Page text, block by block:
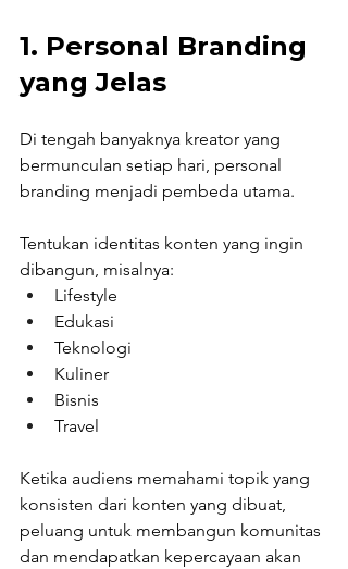
1. Personal Branding
yang Jelas
Di tengah banyaknya kreator yang
bermunculan setiap hari, personal
branding menjadi pembeda utama.
Tentukan identitas konten yang ingin
dibangun, misalnya:
Lifestyle
Edukasi
Teknologi
Kuliner
Bisnis
Travel
Ketika audiens memahami topik yang
konsisten dari konten yang dibuat,
peluang untuk membangun komunitas
dan mendapatkan kepercayaan akan